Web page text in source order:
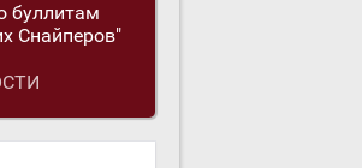
буллитам
Снайперов"